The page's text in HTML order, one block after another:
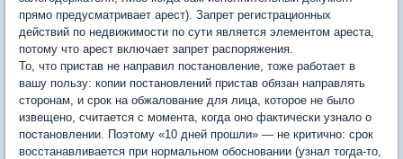
прямо предусматривает арест). Запрет регистрационных
действий по недвижимости по сути является элементом ареста,
потому что арест включает запрет распоряжения.
То, что пристав не направил постановление, тоже работает в
вашу пользу: копии постановлений пристав обязан направлять
сторонам, и срок на обжалование для лица, которое не было
извещено, считается с момента, когда оно фактически узнало о
постановлении. Поэтому «10 дней прошли» — не критично: срок
восстанавливается при нормальном обосновании (узнал тогда-то,